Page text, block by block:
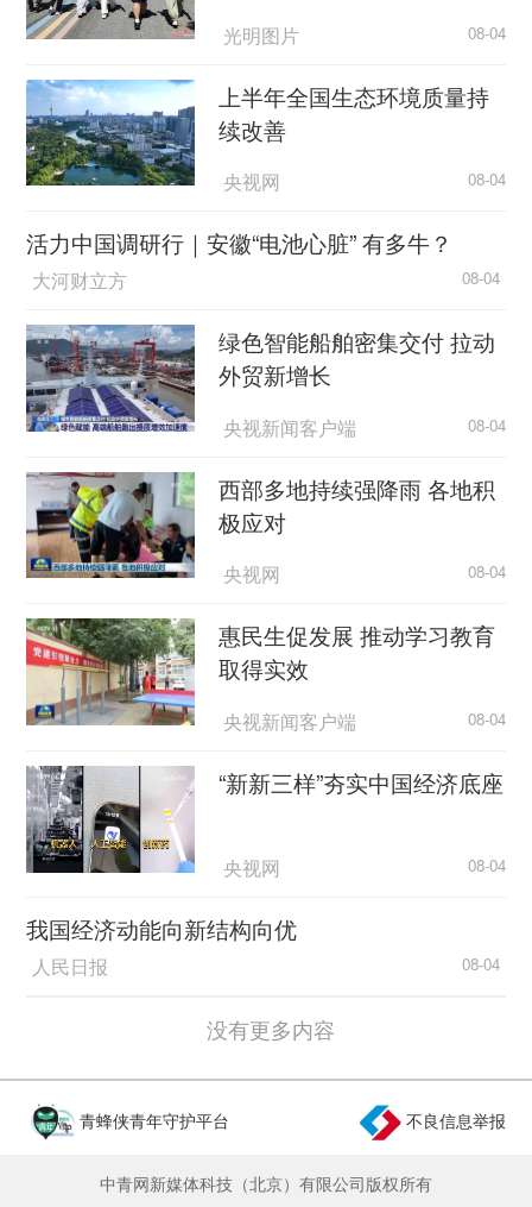
光明图片 08-04
上半年全国生态环境质量持
续改善
央视网 08-04
活力中国调研行｜安徽“电池心脏” 有多牛？
大河财立方 08-04
绿色智能船舶密集交付 拉动
外贸新增长
央视新闻客户端 08-04
西部多地持续强降雨 各地积
极应对
央视网 08-04
惠民生促发展 推动学习教育
取得实效
央视新闻客户端 08-04
“新新三样”夯实中国经济底座
央视网 08-04
我国经济动能向新结构向优
人民日报 08-04
没有更多内容
青蜂侠青年守护平台 不良信息举报
中青网新媒体科技（北京）有限公司版权所有